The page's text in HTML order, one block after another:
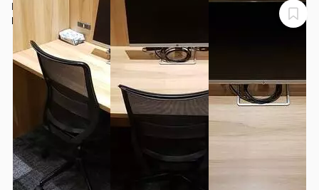
H1T錦糸町 BOX06(1名)
H1T錦糸町 BOX 06